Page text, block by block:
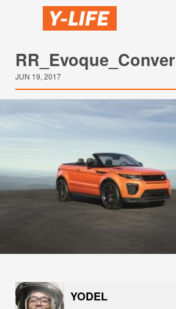
JUN 19, 2017
YODEL